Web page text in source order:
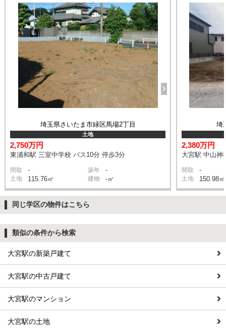
埼玉県さいたま市緑区馬場2丁目
土地
2,750万円
東浦和駅 三室中学校 バス10分 停歩3分
間取 - 築年 -
土地 115.76㎡ 建物 -㎡
埼
2,380万円
大宮駅 中山神
間取 -
土地 150.98㎡
同じ学区の物件はこちら
類似の条件から検索
大宮駅の新築戸建て
大宮駅の中古戸建て
大宮駅のマンション
大宮駅の土地